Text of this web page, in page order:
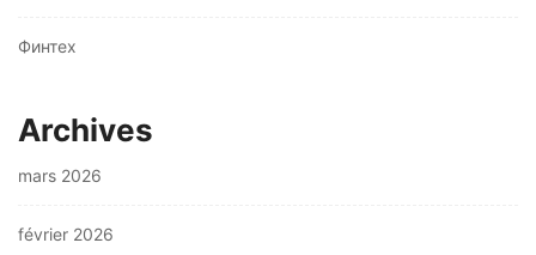
Финтех
Archives
mars 2026
février 2026